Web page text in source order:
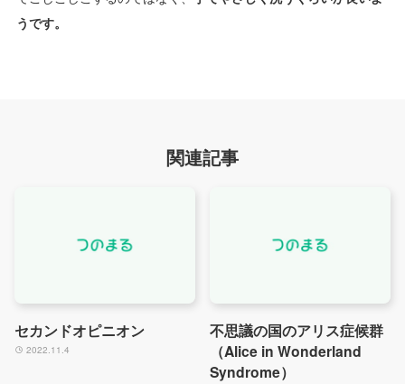
うです。
関連記事
セカンドオピニオン
2022.11.4
不思議の国のアリス症候群
（Alice in Wonderland
Syndrome）